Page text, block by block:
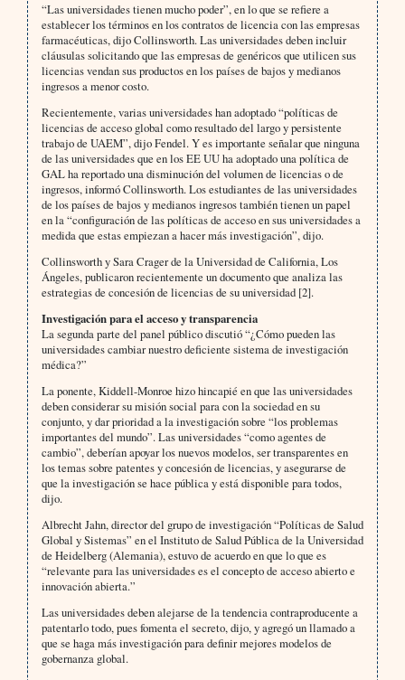
“Las universidades tienen mucho poder”, en lo que se refiere a
establecer los términos en los contratos de licencia con las empresas
farmacéuticas, dijo Collinsworth. Las universidades deben incluir
cláusulas solicitando que las empresas de genéricos que utilicen sus
licencias vendan sus productos en los países de bajos y medianos
ingresos a menor costo.
Recientemente, varias universidades han adoptado “políticas de
licencias de acceso global como resultado del largo y persistente
trabajo de UAEM”, dijo Fendel. Y es importante señalar que ninguna
de las universidades que en los EE UU ha adoptado una política de
GAL ha reportado una disminución del volumen de licencias o de
ingresos, informó Collinsworth. Los estudiantes de las universidades
de los países de bajos y medianos ingresos también tienen un papel
en la “configuración de las políticas de acceso en sus universidades a
medida que estas empiezan a hacer más investigación”, dijo.
Collinsworth y Sara Crager de la Universidad de California, Los
Ángeles, publicaron recientemente un documento que analiza las
estrategias de concesión de licencias de su universidad [2].
Investigación para el acceso y transparencia
La segunda parte del panel público discutió “¿Cómo pueden las
universidades cambiar nuestro deficiente sistema de investigación
médica?”
La ponente, Kiddell-Monroe hizo hincapié en que las universidades
deben considerar su misión social para con la sociedad en su
conjunto, y dar prioridad a la investigación sobre “los problemas
importantes del mundo”. Las universidades “como agentes de
cambio”, deberían apoyar los nuevos modelos, ser transparentes en
los temas sobre patentes y concesión de licencias, y asegurarse de
que la investigación se hace pública y está disponible para todos,
dijo.
Albrecht Jahn, director del grupo de investigación “Políticas de Salud
Global y Sistemas” en el Instituto de Salud Pública de la Universidad
de Heidelberg (Alemania), estuvo de acuerdo en que lo que es
“relevante para las universidades es el concepto de acceso abierto e
innovación abierta.”
Las universidades deben alejarse de la tendencia contraproducente a
patentarlo todo, pues fomenta el secreto, dijo, y agregó un llamado a
que se haga más investigación para definir mejores modelos de
gobernanza global.